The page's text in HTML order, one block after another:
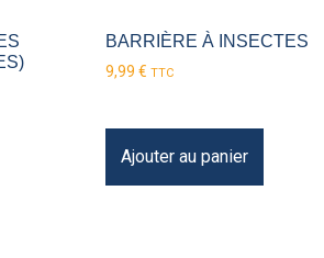
BARRIÈRE À INSECTES
9,99€ TTC
Ajouter au panier